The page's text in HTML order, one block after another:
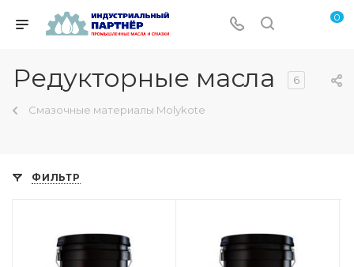
0
Редукторные масла 6
Смазочные материалы Molykote
ФИЛЬТР